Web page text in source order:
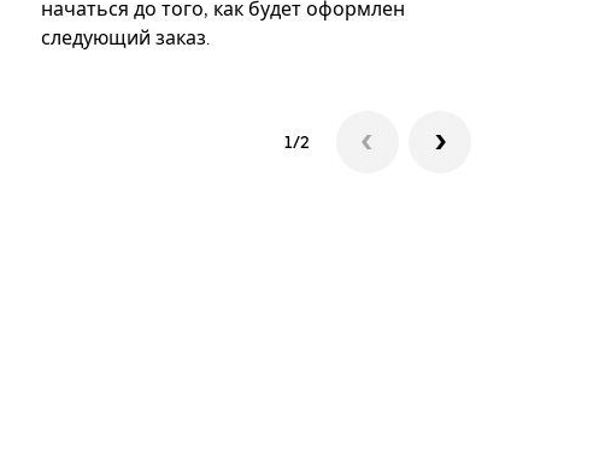
начаться до того, как будет оформлен
следующий заказ.
1/2